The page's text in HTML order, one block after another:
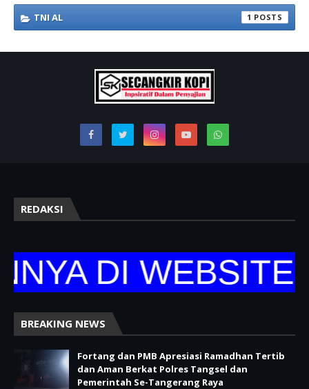
TNI AL 1
REDAKSI
DI WEBSITE
BREAKING NEWS
Fortang dan PMB Apresiasi Ramadhan Tertib
dan Aman Berkat Polres Tangsel dan
Pemerintah Se-Tangerang Raya